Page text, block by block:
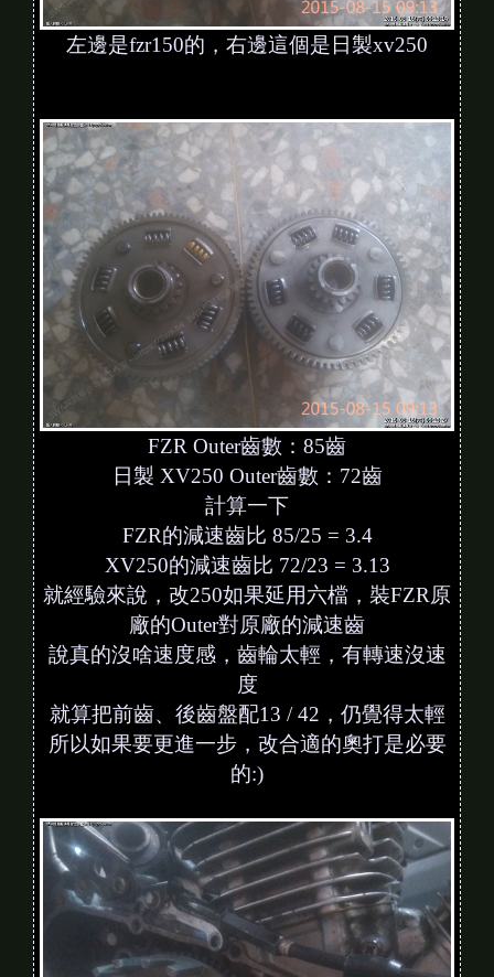
左邊是fzr150的，右邊這個是日製xv250
FZR Outer齒數：85齒
日製 XV250 Outer齒數：72齒
計算一下
FZR的減速齒比 85/25 = 3.4
XV250的減速齒比 72/23 = 3.13
就經驗來說，改250如果延用六檔，裝FZR原
廠的Outer對原廠的減速齒
說真的沒啥速度感，齒輪太輕，有轉速沒速
度
就算把前齒、後齒盤配13 / 42，仍覺得太輕
所以如果要更進一步，改合適的奧打是必要
的:)